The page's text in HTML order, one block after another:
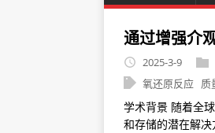
通过增强介
2025-3-9
氧还原反应 质
学术背景 随着全
和存储的潜在解